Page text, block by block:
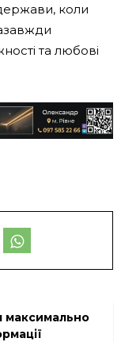
коли
та любові
максимально